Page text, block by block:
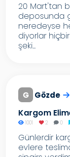
20 Mart'tan
deposunda
neredeyse
diyorlar
şeki...
G Gözde
Kargom
1001 2 0
Günlerdir
evlere